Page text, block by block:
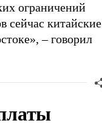
ограничений
сейчас китайские
– говорил